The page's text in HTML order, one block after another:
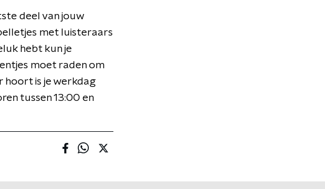
deel van jouw
met luisteraars
hebt kun je
moet raden om
hoort is je werkdag
tussen 13:00 en